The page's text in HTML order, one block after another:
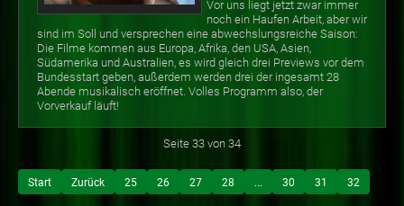
Vor uns liegt jetzt zwar immer
noch ein Haufen Arbeit, aber wir
sind im Soll und versprechen eine abwechslungsreiche Saison:
Die Filme kommen aus Europa, Afrika, den USA, Asien,
Südamerika und Australien, es wird gleich drei Previews vor dem
Bundesstart geben, außerdem werden drei der ingesamt 28
Abende musikalisch eröffnet. Volles Programm also, der
Vorverkauf läuft!
Seite 33 von 34
Start Zurück 25 26 27 28 ... 30 31 32